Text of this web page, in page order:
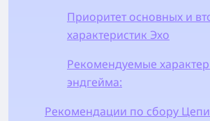
Приоритет основных и
характеристик Эхо
Рекомендуемые
эндгейма:
Рекомендации по сбору